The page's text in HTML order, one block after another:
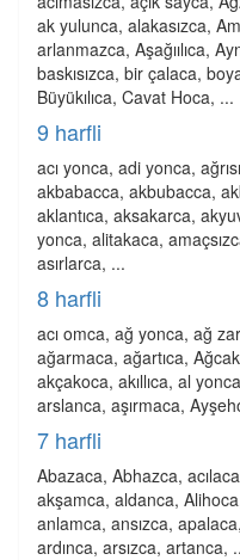
ak yulunca, alakasızca,
arlanmazca, Aşağıılıca,
baskısızca, bir çalaca,
Büyükılıca, Cavat Hoca, ...
9 harfli
acı yonca, adi yonca,
akbabacca, akbubacca,
aklantıca, aksakarca,
yonca, alitakaca,
asırlarca, ...
8 harfli
acı omca, ağ yonca, ağ
ağarmaca, ağartıca,
akçakoca, akıllıca, al
arslanca, aşırmaca,
7 harfli
Abazaca, Abhazca,
akşamca, aldanca,
anlamca, ansızca,
ardınca, arsızca, artanca,